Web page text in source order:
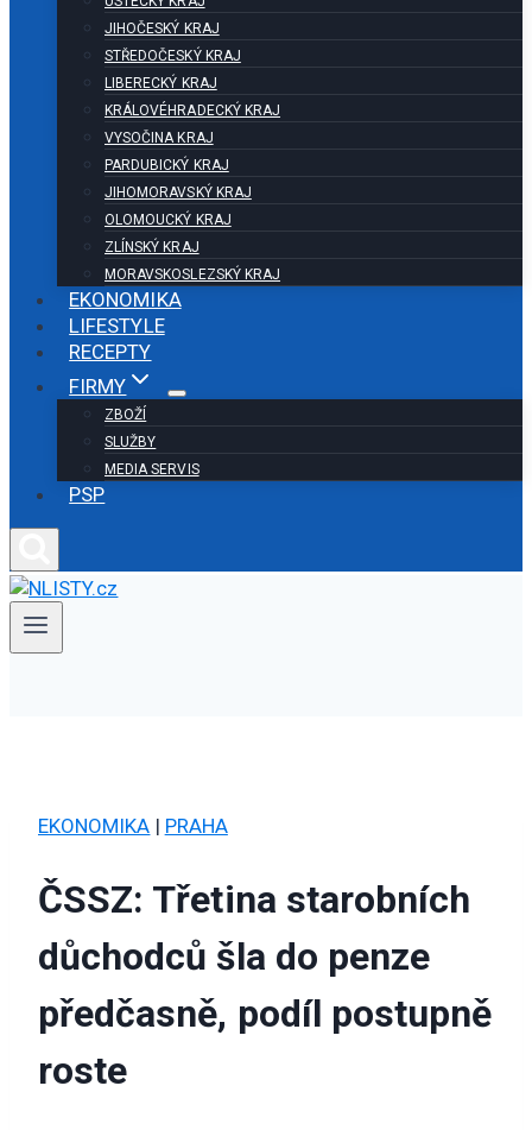
JIHOČESKÝ KRAJ
STŘEDOČESKÝ KRAJ
LIBERECKÝ KRAJ
KRÁLOVÉHRADECKÝ KRAJ
VYSOČINA KRAJ
PARDUBICKÝ KRAJ
JIHOMORAVSKÝ KRAJ
OLOMOUCKÝ KRAJ
ZLÍNSKÝ KRAJ
MORAVSKOSLEZSKÝ KRAJ
EKONOMIKA
LIFESTYLE
RECEPTY
FIRMY
ZBOŽÍ
SLUŽBY
MEDIA SERVIS
PSP
EKONOMIKA | PRAHA
ČSSZ: Třetina starobních
důchodců šla do penze
předčasně, podíl postupně
roste